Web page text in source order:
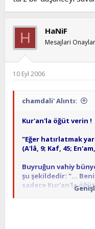
Kur'an'la öğüt
eder:
1. Dini, hurafeye
2. Dinin çirkin
H HaNiF
Mesajlari
10 Eyl 2006
chamdali' Alıntı:
Kur'an'la öğüt verin !
"Eğer hatırlatmak
(A'lâ, 9; Kaf, 45;
Buyruğun vahiy
şu şekildedir: "...
sadece Kur'an'la
verme Kur'an'la